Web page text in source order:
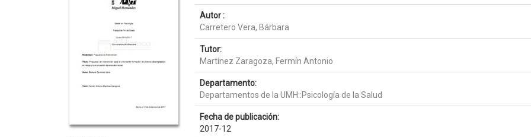
Autor :
Carretero Vera, Bárbara
Tutor:
Martínez Zaragoza, Fermín Antonio
Departamento:
Departamentos de la UMH::Psicología de la Salud
Fecha de publicación:
2017-12